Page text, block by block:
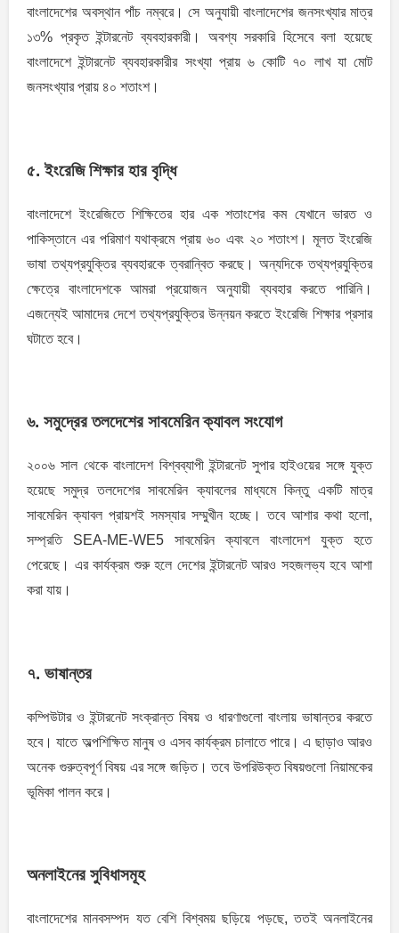
বাংলাদেশের অবস্থান পাঁচ নম্বরে। সে অনুযায়ী বাংলাদেশের জনসংখ্যার মাত্র
১৩% প্রকৃত ইন্টারনেট ব্যবহারকারী। অবশ্য সরকারি হিসেবে বলা হয়েছে
বাংলাদেশে ইন্টারনেট ব্যবহারকারীর সংখ্যা প্রায় ৬ কোটি ৭০ লাখ যা মােট
জনসংখ্যার প্রায় ৪০ শতাংশ।
৫. ইংরেজি শিক্ষার হার বৃদ্ধি
বাংলাদেশে ইংরেজিতে শিক্ষিতের হার এক শতাংশের কম যেখানে ভারত ও
পাকিস্তানে এর পরিমাণ যথাক্রমে প্রায় ৬০ এবং ২০ শতাংশ। মূলত ইংরেজি
ভাষা তথ্যপ্রযুক্তির ব্যবহারকে ত্বরান্বিত করছে। অন্যদিকে তথ্যপ্রযুক্তির
ক্ষেত্রে বাংলাদেশকে আমরা প্রয়ােজন অনুযায়ী ব্যবহার করতে পারিনি।
এজন্যেই আমাদের দেশে তথ্যপ্রযুক্তির উন্নয়ন করতে ইংরেজি শিক্ষার প্রসার
ঘটাতে হবে।
৬. সমুদ্রের তলদেশের সাবমেরিন ক্যাবল সংযােগ
২০০৬ সাল থেকে বাংলাদেশ বিশ্বব্যাপী ইন্টারনেট সুপার হাইওয়ের সঙ্গে যুক্ত
হয়েছে সমুদ্র তলদেশের সাবমেরিন ক্যাবলের মাধ্যমে কিন্তু একটি মাত্র
সাবমেরিন ক্যাবল প্রায়শই সমস্যার সম্মুখীন হচ্ছে। তবে আশার কথা হলাে,
সম্প্রতি SEA-ME-WE5 সাবমেরিন ক্যাবলে বাংলাদেশ যুক্ত হতে
পেরেছে। এর কার্যক্রম শুরু হলে দেশের ইন্টারনেট আরও সহজলভ্য হবে আশা
করা যায়।
৭. ভাষান্তর
কম্পিউটার ও ইন্টারনেট সংক্রান্ত বিষয় ও ধারণাগুলাে বাংলায় ভাষান্তর করতে
হবে। যাতে অল্পশিক্ষিত মানুষ ও এসব কার্যক্রম চালাতে পারে। এ ছাড়াও আরও
অনেক গুরুত্বপূর্ণ বিষয় এর সঙ্গে জড়িত। তবে উপরিউক্ত বিষয়গুলাে নিয়ামকের
ভূমিকা পালন করে।
অনলাইনের সুবিধাসমূহ
বাংলাদেশের মানবসম্পদ যত বেশি বিশ্বময় ছড়িয়ে পড়ছে, ততই অনলাইনের